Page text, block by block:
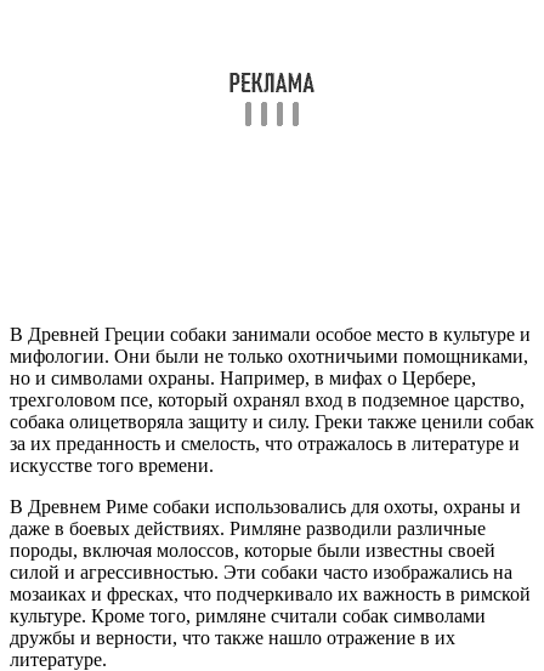
В Древней Греции собаки занимали особое место в культуре и
мифологии. Они были не только охотничьими помощниками,
но и символами охраны. Например, в мифах о Цербере,
трехголовом псе, который охранял вход в подземное царство,
собака олицетворяла защиту и силу. Греки также ценили собак
за их преданность и смелость, что отражалось в литературе и
искусстве того времени.
В Древнем Риме собаки использовались для охоты, охраны и
даже в боевых действиях. Римляне разводили различные
породы, включая молоссов, которые были известны своей
силой и агрессивностью. Эти собаки часто изображались на
мозаиках и фресках, что подчеркивало их важность в римской
культуре. Кроме того, римляне считали собак символами
дружбы и верности, что также нашло отражение в их
литературе.